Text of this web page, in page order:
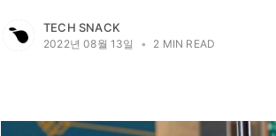
TECH SNACK
2022년 08월 13일 • 2 MIN READ